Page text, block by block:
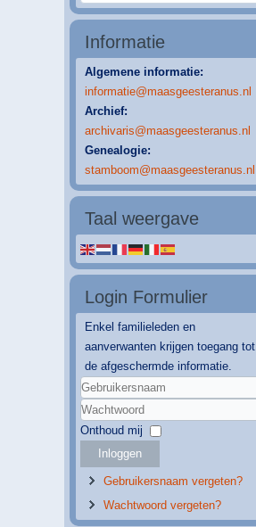
Informatie
Algemene informatie:
informatie@maasgeesteranus.nl
Archief:
archivaris@maasgeesteranus.nl
Genealogie:
stamboom@maasgeesteranus.nl
Taal weergave
Login Formulier
Enkel familieleden en
aanverwanten krijgen toegang tot
de afgeschermde informatie.
Gebruikersnaam
Wachtwoord
Onthoud mij
Inloggen
Gebruikersnaam vergeten?
Wachtwoord vergeten?